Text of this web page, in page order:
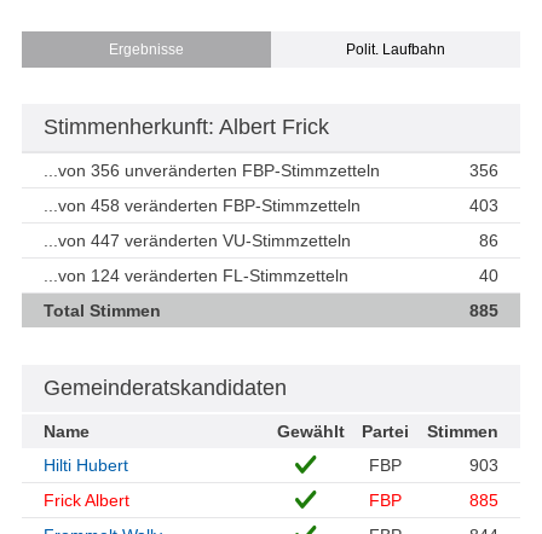
Ergebnisse Polit. Laufbahn
Stimmenherkunft: Albert Frick
...von 356 unveränderten FBP-Stimmzetteln
356
...von 458 veränderten FBP-Stimmzetteln
403
...von 447 veränderten VU-Stimmzetteln
86
...von 124 veränderten FL-Stimmzetteln
40
Total Stimmen
885
Gemeinderatskandidaten
Name Gewählt Partei
Stimmen
Hilti Hubert
FBP
903
Frick Albert
FBP
885